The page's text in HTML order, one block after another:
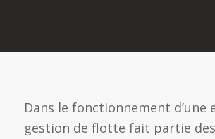
Dans le fonctionnement d’une
gestion de flotte fait partie